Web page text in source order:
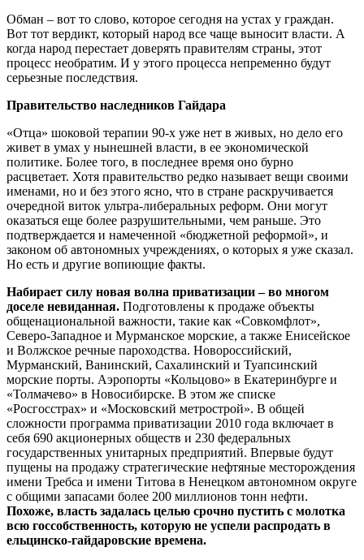
Обман – вот то слово, которое сегодня на устах у граждан.
Вот тот вердикт, который народ все чаще выносит власти. А
когда народ перестает доверять правителям страны, этот
процесс необратим. И у этого процесса непременно будут
серьезные последствия.
Правительство наследников Гайдара
«Отца» шоковой терапии 90-х уже нет в живых, но дело его
живет в умах у нынешней власти, в ее экономической
политике. Более того, в последнее время оно бурно
расцветает. Хотя правительство редко называет вещи своими
именами, но и без этого ясно, что в стране раскручивается
очередной виток ультра-либеральных реформ. Они могут
оказаться еще более разрушительными, чем раньше. Это
подтверждается и намеченной «бюджетной реформой», и
законом об автономных учреждениях, о которых я уже сказал.
Но есть и другие вопиющие факты.
Набирает силу новая волна приватизации – во многом
доселе невиданная. Подготовлены к продаже объекты
общенациональной важности, такие как «Совкомфлот»,
Северо-Западное и Мурманское морские, а также Енисейское
и Волжское речные пароходства. Новороссийский,
Мурманский, Ванинский, Сахалинский и Туапсинский
морские порты. Аэропорты «Кольцово» в Екатеринбурге и
«Толмачево» в Новосибирске. В этом же списке
«Росгосстрах» и «Московский метрострой». В общей
сложности программа приватизации 2010 года включает в
себя 690 акционерных обществ и 230 федеральных
государственных унитарных предприятий. Впервые будут
пущены на продажу стратегические нефтяные месторождения
имени Требса и имени Титова в Ненецком автономном округе
с общими запасами более 200 миллионов тонн нефти.
Похоже, власть задалась целью срочно пустить с молотка
всю госсобственность, которую не успели распродать в
ельцинско-гайдаровские времена.